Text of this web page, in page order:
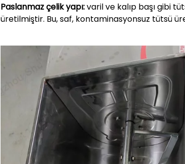
Paslanmaz çelik yapı:varil ve kalıp başı gibi
üretilmiştir. Bu, saf, kontaminasyonsuz tütsü